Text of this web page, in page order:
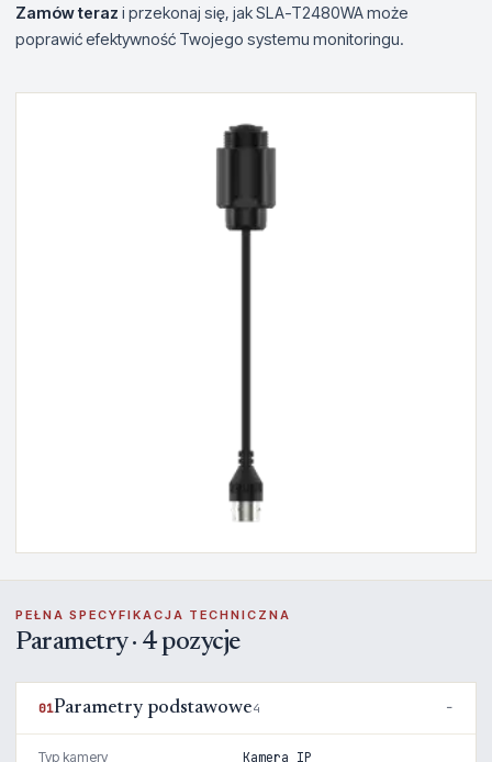
Zamów teraz i przekonaj się, jak SLA-T2480WA może
poprawić efektywność Twojego systemu monitoringu.
PEŁNA SPECYFIKACJA TECHNICZNA
Parametry · 4 pozycje
01Parametry podstawowe4
Typ kamery Kamera IP